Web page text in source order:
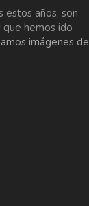
años, son
que hemos ido
imágenes de